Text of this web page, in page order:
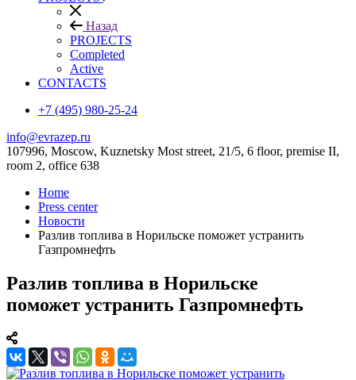
Назад
PROJECTS
Completed
Active
CONTACTS
+7 (495) 980-25-24
info@evrazep.ru
107996, Moscow, Kuznetsky Most street, 21/5, 6 floor, premise II,
room 2, office 638
Home
Press center
Новости
Разлив топлива в Норильске поможет устранить
Газпромнефть
Разлив топлива в Норильске
поможет устранить Газпромнефть